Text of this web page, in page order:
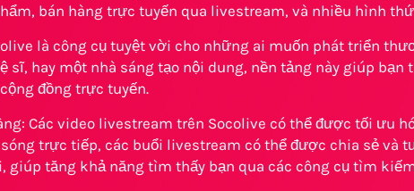
bán hàng trực tuyến qua livestream, và nhiều hình
là công cụ tuyệt vời cho những ai muốn phát triển
sĩ, hay một nhà sáng tạo nội dung, nền tảng này giúp bạn
đồng trực tuyến.
Các video livestream trên Socolive có thể được tối ưu
trực tiếp, các buổi livestream có thể được chia sẻ và
giúp tăng khả năng tìm thấy bạn qua các công cụ tìm